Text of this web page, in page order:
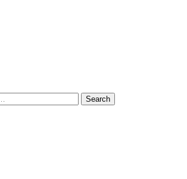
Search